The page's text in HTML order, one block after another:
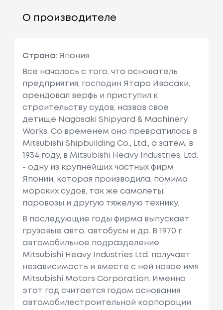
О производителе
Страна: Япония
Все началось с того, что основатель
предприятия, господин Ятаро Ивасаки,
арендовал верфь и приступил к
строительству судов, назвав свое
детище Nagasaki Shipyard & Machinery
Works. Со временем оно превратилось в
Mitsubishi Shipbuilding Co., Ltd., а затем, в
1934 году, в Mitsubishi Heavy Industries, Ltd.
- одну из крупнейших частных фирм
Японии, которая производила, помимо
морских судов, так же самолеты,
паровозы и другую тяжелую технику.
В последующие годы фирма выпускает
грузовые авто, автобусы и др. В 1970 г.
автомобильное подразделение
Mitsubishi Heavy Industries Ltd. получает
независимость и вместе с ней новое имя
Mitsubishi Motors Corporation. Именно
этот год считается годом основания
автомобилестроительной корпорации